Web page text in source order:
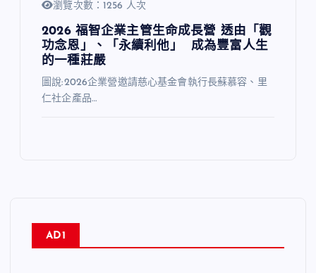
瀏覽次數：1256 人次
2026 福智企業主管生命成長營 透由「觀
功念恩」、「永續利他」 成為豐富人生
的一種莊嚴
圖說:2026企業營邀請慈心基金會執行長蘇慕容、里
仁社企產品…
AD1